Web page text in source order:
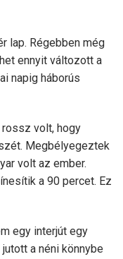
lap. Régebben még
ennyit változott a
napig háborús
volt, hogy
Megbélyegeztek
volt az ember.
a 90 percet. Ez
egy interjút egy
a néni könnybe